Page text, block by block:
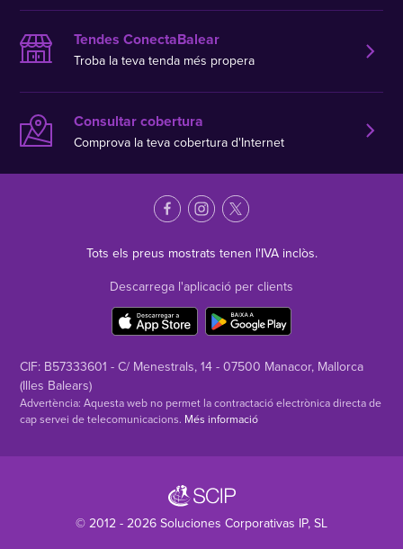
Tendes ConectaBalear
Troba la teva tenda més propera
Consultar cobertura
Comprova la teva cobertura d'Internet
Tots els preus mostrats tenen l'IVA inclòs.
Descarrega l'aplicació per clients
CIF: B57333601 - C/ Menestrals, 14 - 07500 Manacor, Mallorca
(Illes Balears)
Advertència: Aquesta web no permet la contractació electrònica directa de
cap servei de telecomunicacions. Més informació
© 2012 - 2026 Soluciones Corporativas IP, SL